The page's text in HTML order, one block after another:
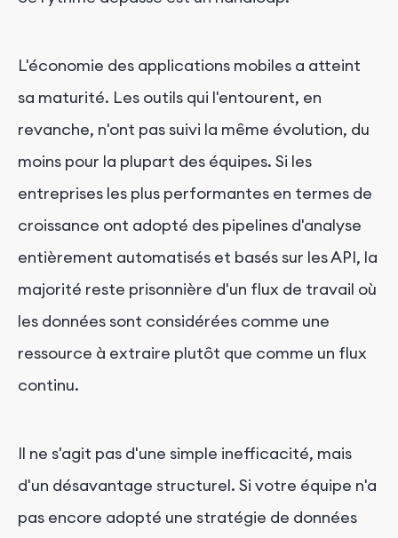
L'économie des applications mobiles a atteint
sa maturité. Les outils qui l'entourent, en
revanche, n'ont pas suivi la même évolution, du
moins pour la plupart des équipes. Si les
entreprises les plus performantes en termes de
croissance ont adopté des pipelines d'analyse
entièrement automatisés et basés sur les API, la
majorité reste prisonnière d'un flux de travail où
les données sont considérées comme une
ressource à extraire plutôt que comme un flux
continu.
Il ne s'agit pas d'une simple inefficacité, mais
d'un désavantage structurel. Si votre équipe n'a
pas encore adopté une stratégie de données